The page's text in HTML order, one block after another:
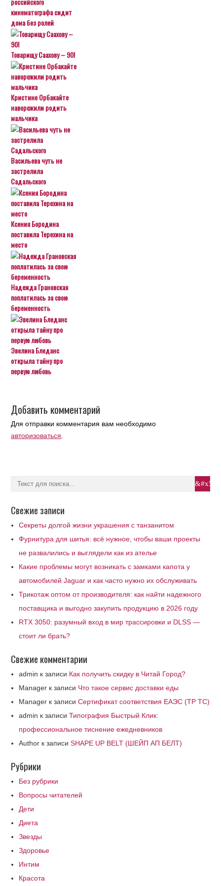
кинематографа сидит
дома без ролей
Товарищу Саахову – 90!
Кристине Орбакайте
наворожили родить
мальчика
Васильева чуть не
застрелила
Садальского
Ксения Бородина
поставила Терехина на
место
Надежда Грановская
поплатилась за свою
беременность
Эвелина Бледанс
открыла тайну про
первую любовь
Добавить комментарий
Для отправки комментария вам необходимо
авторизоваться
Свежие записи
Секреты долгой жизни украшения с танзанитом
Фурнитура для шитья: всё нужное, чтобы ваши проекты
не развалились и выглядели как из ателье
Какие проблемы могут возникать с замками капота у
автомобилей Jaguar и как часто нужно их обслуживать
Трикотаж оптом от производителя: как найти надежного
поставщика и выгодно закупить продукцию в 2026 году
RTX 3050: разумный вход в мир трассировки и DLSS —
стоит ли брать?
Свежие комментарии
admin к записи Как получить скидку в Читай Город?
Manager к записи Что такое сервис доставки еды
Manager к записиСертификат соответствия ЕАЭС (ТР ТС)
admin к записиТипография Быстрый Клик:
профессиональное тиснение ежедневников
Author к записиSHAPE UP BELT (ШЕЙП АП БЕЛТ)
Рубрики
Без рубрики
Вопросы читателей
Дети
Диета
Звезды
Здоровье
Интим
Красота